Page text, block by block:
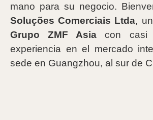
mano para su negocio.
Soluções Comerciais Ltda,
Grupo ZMF Asia con casi
experiencia en el mercado
sede en Guangzhou, al sur de